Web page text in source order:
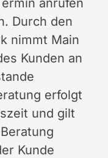
Durch den
nimmt Main
Kunden an
erfolgt
und gilt
Kunde